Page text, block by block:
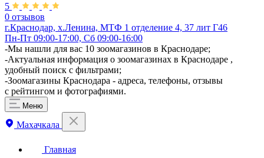
5
0 отзывов
г.Краснодар, х.Ленина, МТФ 1 отделение 4, 37 лит Г46
Пн-Пт 09:00-17:00, Сб 09:00-16:00
-Мы нашли для вас 10 зоомагазинов в Краснодаре;
-Актуальная информация о зоомагазинах в Краснодаре ,
удобный поиск с фильтрами;
-Зоомагазины Краснодара - адреса, телефоны, отзывы
с рейтингом и фотографиями.
Меню
Махачкала
Главная